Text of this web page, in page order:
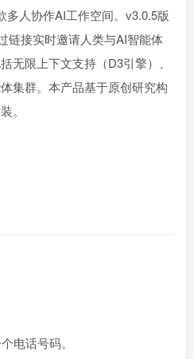
多人协作AI工作空间。v3.0.5版
链接实时邀请人类与AI智能体
无限上下文支持（D3引擎）、
集群。本产品基于原创研究构
。
电话号码。